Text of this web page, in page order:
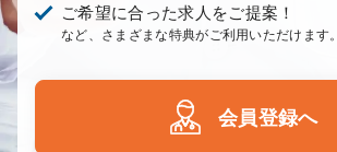
ご希望に合った求人をご提案！
など、さまざまな特典がご利用いただけます。
会員登録へ